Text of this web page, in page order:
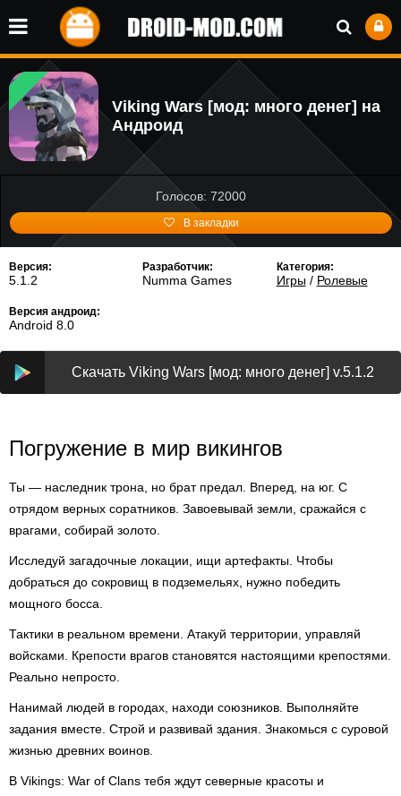
Viking Wars [мод: много денег] на
Андроид
Голосов: 72000
В закладки
Версия:
5.1.2
Разработчик:
Numma Games
Категория:
Игры/ Ролевые
Версия андроид:
Android 8.0
Скачать Viking Wars [мод: много денег] v.5.1.2
Погружение в мир викингов
Ты — наследник трона, но брат предал. Вперед, на юг. С
отрядом верных соратников. Завоевывай земли, сражайся с
врагами, собирай золото.
Исследуй загадочные локации, ищи артефакты. Чтобы
добраться до сокровищ в подземельях, нужно победить
мощного босса.
Тактики в реальном времени. Атакуй территории, управляй
войсками. Крепости врагов становятся настоящими крепостями.
Реально непросто.
Нанимай людей в городах, находи союзников. Выполняйте
задания вместе. Строй и развивай здания. Знакомься с суровой
жизнью древних воинов.
В Vikings: War of Clans тебя ждут северные красоты и